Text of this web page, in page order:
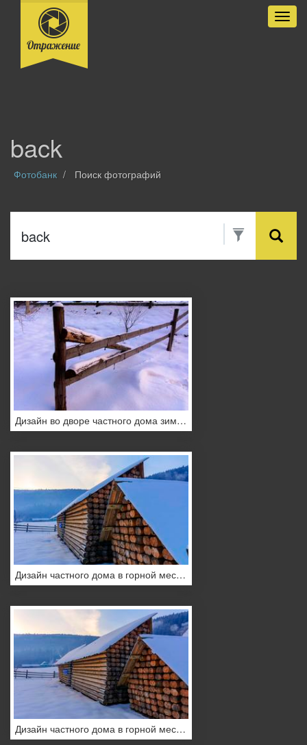
back
Фотобанк Поиск фотографий
Дизайн во дворе частного дома зимой
Дизайн частного дома в горной местности в зимний период
Дизайн частного дома в горной местности в зимний период